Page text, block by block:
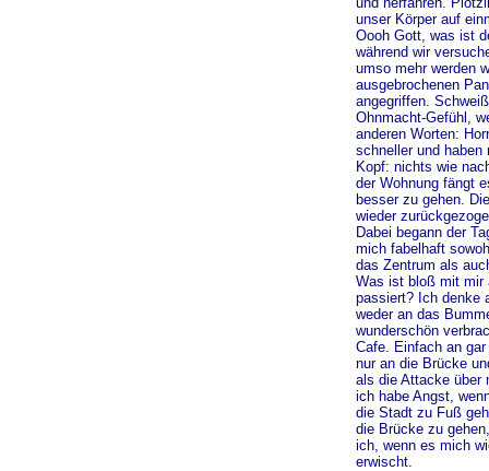
unser Körper auf
Oooh Gott, was ist
während wir
umso mehr werden
ausgebrochenen
angegriffen.
Ohnmacht-Gefühl,
anderen Worten:
schneller und haben
Kopf: nichts wie
der Wohnung fängt
besser zu gehen.
wieder
Dabei begann der
mich fabelhaft
das Zentrum als
Was ist bloß mit mir
passiert? Ich denke
weder an das
wunderschön
Cafe. Einfach an
nur an die Brücke
als die Attacke über
ich habe Angst,
die Stadt zu Fuß
die Brücke zu
ich, wenn es mich
erwischt.